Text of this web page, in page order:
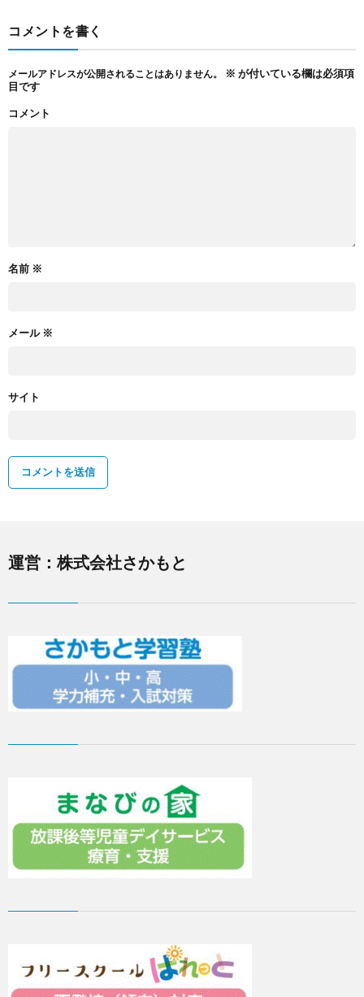
コメントを書く
メールアドレスが公開されることはありません。 ※ が付いている欄は必須項
目です
コメント
名前 ※
メール ※
サイト
運営：株式会社さかもと